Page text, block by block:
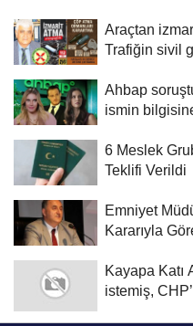
Araçtan
Trafiğin sivil
Ahbap
ismin
6 Meslek
Teklifi Verildi
Emniyet
Kararıyla
Kayapa Katı
istemiş,